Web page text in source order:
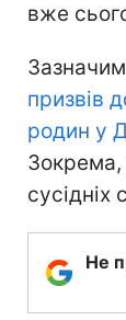
вже
призвів
родин у
Зокрема,
сусідніх
Не